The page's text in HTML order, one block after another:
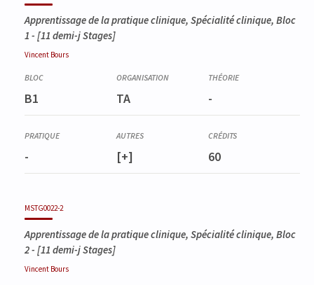
Apprentissage de la pratique clinique, Spécialité clinique, Bloc
1 - [11 demi-j Stages]
Vincent Bours
B1 TA -
- [+] 60
MSTG0022-2
Apprentissage de la pratique clinique, Spécialité clinique, Bloc
2- [11 demi-j Stages]
Vincent Bours